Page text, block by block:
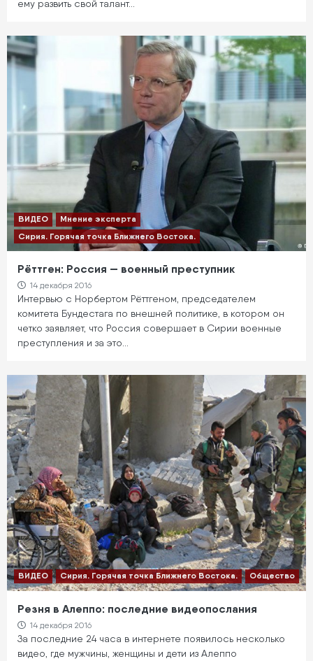
ему развить свой талант…
ВИДЕО
Мнение эксперта
Сирия. Горячая точка Ближнего Востока.
Рёттген: Россия — военный преступник
14 декабря 2016
Интервью с Норбертом Рёттгеном, председателем
комитета Бундестага по внешней политике, в котором он
четко заявляет, что Россия совершает в Сирии военные
преступления и за это…
ВИДЕО Сирия. Горячая точка Ближнего Востока. Общество
Резня в Алеппо: последние видеопослания
14 декабря 2016
За последние 24 часа в интернете появилось несколько
видео, где мужчины, женщины и дети из Алеппо